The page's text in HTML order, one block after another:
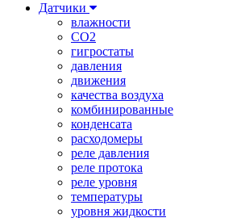
Датчики
влажности
CO2
гигростаты
давления
движения
качества воздуха
комбинированные
конденсата
расходомеры
реле давления
реле протока
реле уровня
температуры
уровня жидкости